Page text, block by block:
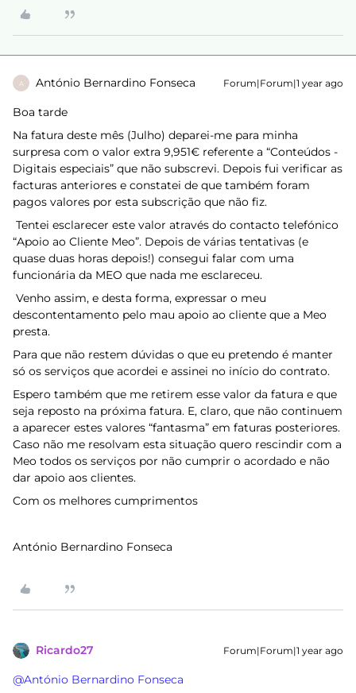
A António Bernardino Fonseca Forum|Forum|1 year ago
Boa tarde
Na fatura deste mês (Julho) deparei-me para minha
surpresa com o valor extra 9,951€ referente a “Conteúdos -
Digitais especiais” que não subscrevi. Depois fui verificar as
facturas anteriores e constatei de que também foram
pagos valores por esta subscrição que não fiz.
Tentei esclarecer este valor através do contacto telefónico
“Apoio ao Cliente Meo”. Depois de várias tentativas (e
quase duas horas depois!) consegui falar com uma
funcionária da MEO que nada me esclareceu.
Venho assim, e desta forma, expressar o meu
descontentamento pelo mau apoio ao cliente que a Meo
presta.
Para que não restem dúvidas o que eu pretendo é manter
só os serviços que acordei e assinei no início do contrato.
Espero também que me retirem esse valor da fatura e que
seja reposto na próxima fatura. E, claro, que não continuem
a aparecer estes valores “fantasma” em faturas posteriores.
Caso não me resolvam esta situação quero rescindir com a
Meo todos os serviços por não cumprir o acordado e não
dar apoio aos clientes.
Com os melhores cumprimentos
António Bernardino Fonseca
Ricardo27 Forum|Forum|1 year ago
@António Bernardino Fonseca